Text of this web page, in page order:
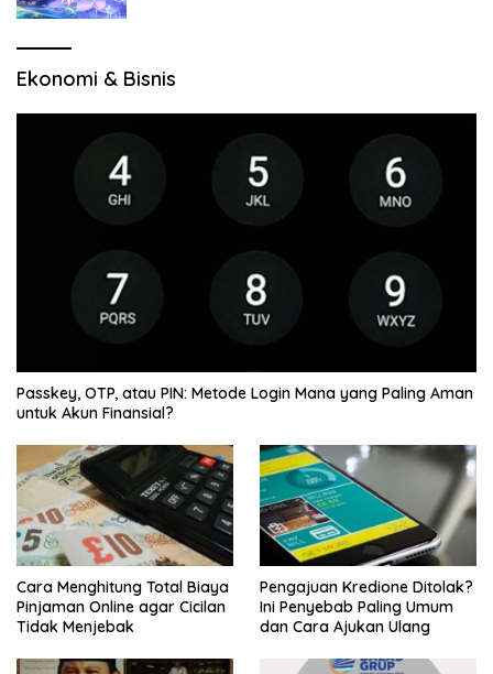
Ekonomi & Bisnis
Passkey, OTP, atau PIN: Metode Login Mana yang Paling Aman
untuk Akun Finansial?
Cara Menghitung Total Biaya
Pinjaman Online agar Cicilan
Tidak Menjebak
Pengajuan Kredione Ditolak?
Ini Penyebab Paling Umum
dan Cara Ajukan Ulang